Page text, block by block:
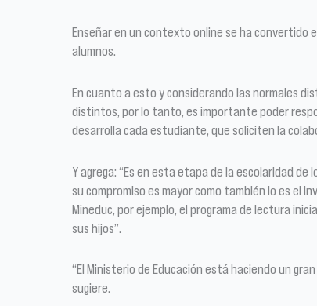
Enseñar en un contexto online se ha
alumnos.
En cuanto a esto y considerando las normales
distintos, por lo tanto, es importante poder
desarrolla cada estudiante, que soliciten la
Y agrega: “Es en esta etapa de la escolaridad
su compromiso es mayor como también lo es el
Mineduc, por ejemplo, el programa de lectura
sus hijos”.
“El Ministerio de Educación está haciendo un
sugiere.